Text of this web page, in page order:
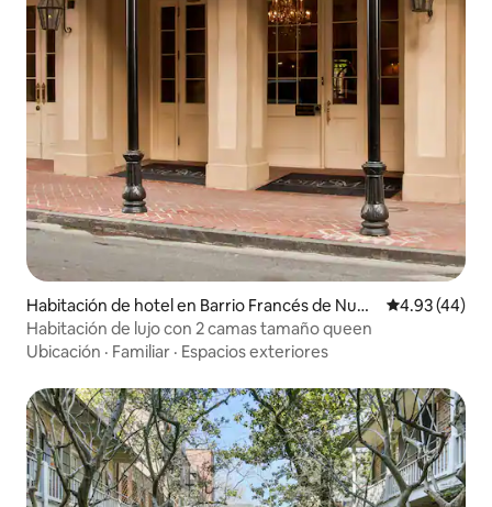
Habitación de hotel en Barrio Francés de Nuev
a Orleans
Calificación
4.93 (44)
Habitación de lujo con 2 camas tamaño queen
Ubicación · Familiar · Espacios exteriores